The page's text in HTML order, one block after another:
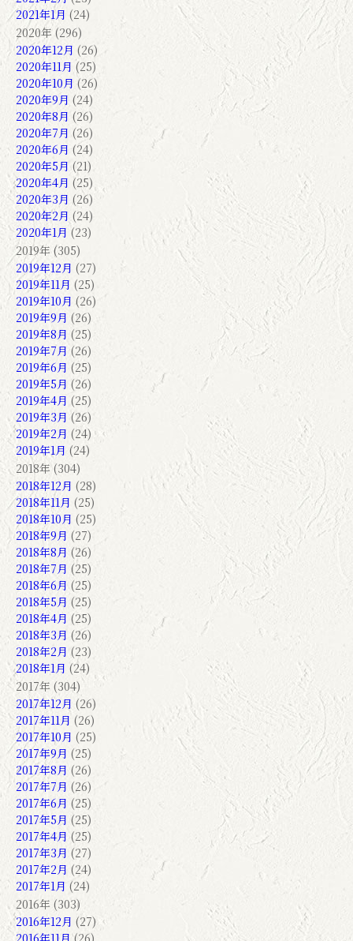
2021年1月 (24)
2020年 (296)
2020年12月 (26)
2020年11月 (25)
2020年10月 (26)
2020年9月 (24)
2020年8月 (26)
2020年7月 (26)
2020年6月 (24)
2020年5月 (21)
2020年4月 (25)
2020年3月 (26)
2020年2月 (24)
2020年1月 (23)
2019年 (305)
2019年12月 (27)
2019年11月 (25)
2019年10月 (26)
2019年9月 (26)
2019年8月 (25)
2019年7月 (26)
2019年6月 (25)
2019年5月 (26)
2019年4月 (25)
2019年3月 (26)
2019年2月 (24)
2019年1月 (24)
2018年 (304)
2018年12月 (28)
2018年11月 (25)
2018年10月 (25)
2018年9月 (27)
2018年8月 (26)
2018年7月 (25)
2018年6月 (25)
2018年5月 (25)
2018年4月 (25)
2018年3月 (26)
2018年2月 (23)
2018年1月 (24)
2017年 (304)
2017年12月 (26)
2017年11月 (26)
2017年10月 (25)
2017年9月 (25)
2017年8月 (26)
2017年7月 (26)
2017年6月 (25)
2017年5月 (25)
2017年4月 (25)
2017年3月 (27)
2017年2月 (24)
2017年1月 (24)
2016年 (303)
2016年12月 (27)
2016年11月 (26)